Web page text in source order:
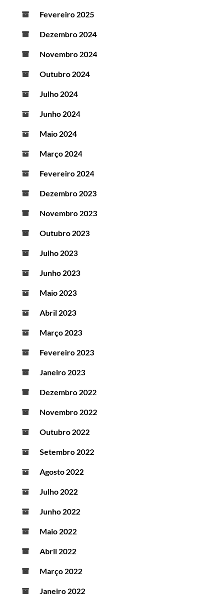
Fevereiro 2025
Dezembro 2024
Novembro 2024
Outubro 2024
Julho 2024
Junho 2024
Maio 2024
Março 2024
Fevereiro 2024
Dezembro 2023
Novembro 2023
Outubro 2023
Julho 2023
Junho 2023
Maio 2023
Abril 2023
Março 2023
Fevereiro 2023
Janeiro 2023
Dezembro 2022
Novembro 2022
Outubro 2022
Setembro 2022
Agosto 2022
Julho 2022
Junho 2022
Maio 2022
Abril 2022
Março 2022
Janeiro 2022